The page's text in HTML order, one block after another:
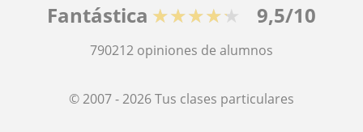
Fantástica ★★★★★ 9,5/10
790212 opiniones de alumnos
© 2007 - 2026 Tus clases particulares